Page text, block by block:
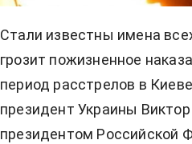
Стали известны имена
грозит пожизненное
период расстрелов в
президент Украины
президентом Российской